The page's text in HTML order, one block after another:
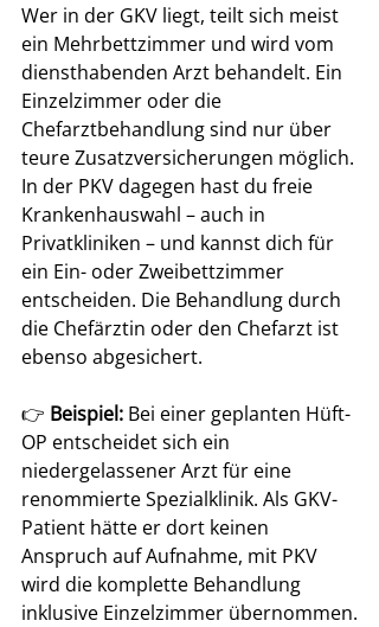
Wer in der GKV liegt, teilt sich meist
ein Mehrbettzimmer und wird vom
diensthabenden Arzt behandelt. Ein
Einzelzimmer oder die
Chefarztbehandlung sind nur über
teure Zusatzversicherungen möglich.
In der PKV dagegen hast du freie
Krankenhauswahl – auch in
Privatkliniken – und kannst dich für
ein Ein- oder Zweibettzimmer
entscheiden. Die Behandlung durch
die Chefärztin oder den Chefarzt ist
ebenso abgesichert.
👉 Beispiel: Bei einer geplanten Hüft-
OP entscheidet sich ein
niedergelassener Arzt für eine
renommierte Spezialklinik. Als GKV-
Patient hätte er dort keinen
Anspruch auf Aufnahme, mit PKV
wird die komplette Behandlung
inklusive Einzelzimmer übernommen.